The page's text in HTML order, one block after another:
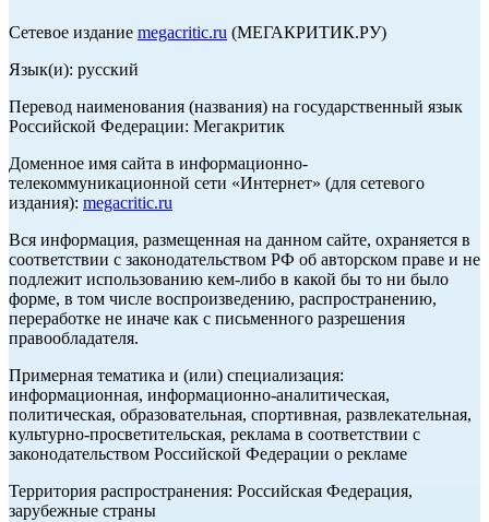
Сетевое издание megacritic.ru (МЕГАКРИТИК.РУ)
Язык(и): русский
Перевод наименования (названия) на государственный язык
Российской Федерации: Мегакритик
Доменное имя сайта в информационно-
телекоммуникационной сети «Интернет» (для сетевого
издания): megacritic.ru
Вся информация, размещенная на данном сайте, охраняется в
соответствии с законодательством РФ об авторском праве и не
подлежит использованию кем-либо в какой бы то ни было
форме, в том числе воспроизведению, распространению,
переработке не иначе как с письменного разрешения
правообладателя.
Примерная тематика и (или) специализация:
информационная, информационно-аналитическая,
политическая, образовательная, спортивная, развлекательная,
культурно-просветительская, реклама в соответствии с
законодательством Российской Федерации о рекламе
Территория распространения: Российская Федерация,
зарубежные страны